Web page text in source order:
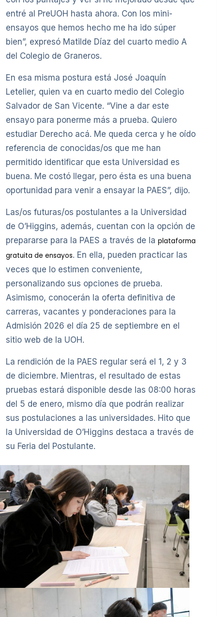
entré al PreUOH hasta ahora. Con los mini-
ensayos que hemos hecho me ha ido súper
bien”, expresó Matilde Díaz del cuarto medio A
del Colegio de Graneros.
En esa misma postura está José Joaquín
Letelier, quien va en cuarto medio del Colegio
Salvador de San Vicente. “Vine a dar este
ensayo para ponerme más a prueba. Quiero
estudiar Derecho acá. Me queda cerca y he oído
referencia de conocidas/os que me han
permitido identificar que esta Universidad es
buena. Me costó llegar, pero ésta es una buena
oportunidad para venir a ensayar la PAES”, dijo.
Las/os futuras/os postulantes a la Universidad
de O’Higgins, además, cuentan con la opción de
prepararse para la PAES a través de la plataforma
gratuita de ensayos. En ella, pueden practicar las
veces que lo estimen conveniente,
personalizando sus opciones de prueba.
Asimismo, conocerán la oferta definitiva de
carreras, vacantes y ponderaciones para la
Admisión 2026 el día 25 de septiembre en el
sitio web de la UOH.
La rendición de la PAES regular será el 1, 2 y 3
de diciembre. Mientras, el resultado de estas
pruebas estará disponible desde las 08:00 horas
del 5 de enero, mismo día que podrán realizar
sus postulaciones a las universidades. Hito que
la Universidad de O’Higgins destaca a través de
su Feria del Postulante.